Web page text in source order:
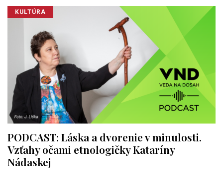
KULTÚRA
PODCAST: Láska a dvorenie v minulosti.
Vzťahy očami etnologičky Kataríny
Nádaskej